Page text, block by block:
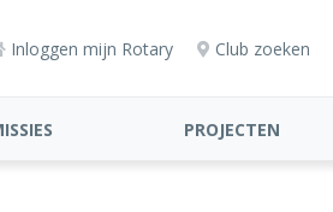
Inloggen mijn Rotary Club zoeken
PROJECTEN